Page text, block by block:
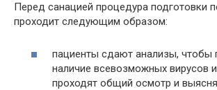
Перед санацией процедура подготовки
проходит следующим образом:
пациенты сдают анализы, чтобы
наличие всевозможных вирусов
проходят общий осмотр и